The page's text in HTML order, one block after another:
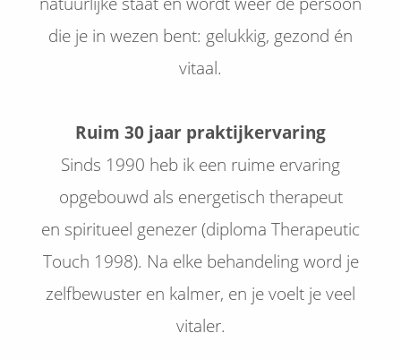
die je in wezen bent: gelukkig, gezond én
vitaal.
Ruim 30 jaar praktijkervaring
Sinds 1990 heb ik een ruime ervaring
opgebouwd als energetisch therapeut
en spiritueel genezer (diploma Therapeutic
Touch 1998). Na elke behandeling word je
zelfbewuster en kalmer, en je voelt je veel
vitaler.